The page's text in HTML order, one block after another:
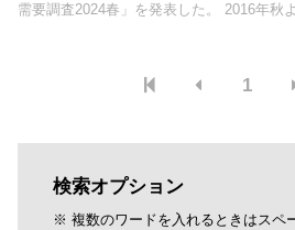
需要調査2024春」を発表した。 2016年秋
1
検索オプション
※ 複数のワードを入れるときはスペ